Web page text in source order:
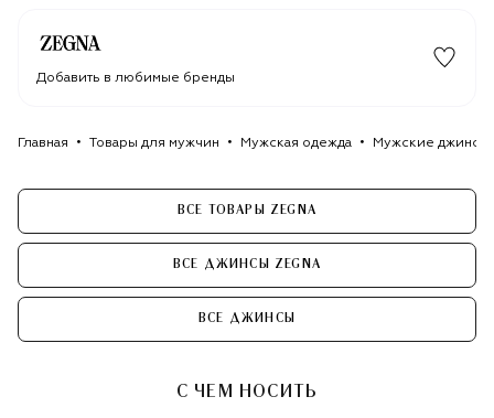
Добавить в любимые бренды
Главная Товары для мужчин Мужская одежда Мужские джинсы
ВСЕ ТОВАРЫ ZEGNA
ВСЕ ДЖИНСЫ ZEGNA
ВСЕ ДЖИНСЫ
С ЧЕМ НОСИТЬ